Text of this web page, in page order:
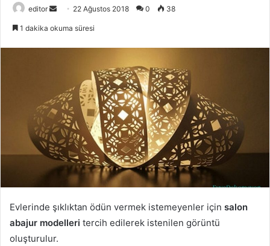
editor
Bir
22 Ağustos 2018 0 38
1 dakika okuma süresi
Evlerinde şıklıktan ödün vermek istemeyenler için salon
abajur modelleri tercih edilerek istenilen görüntü
oluşturulur.